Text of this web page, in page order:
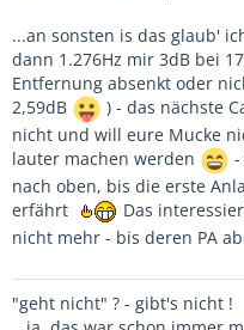
...an sonsten is das glaub'
dann 1.276Hz mir 3dB bei
Entfernung absenkt oder
2,59dB
) - das nächste
nicht und will eure Mucke
lauter machen werden
-
nach oben, bis die erste
erfährt
Das
nicht mehr - bis deren PA
"geht nicht" ? - gibt's nicht !